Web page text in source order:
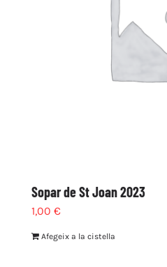
Sopar de St Joan 2023
1,00 €
Afegeix a la cistella